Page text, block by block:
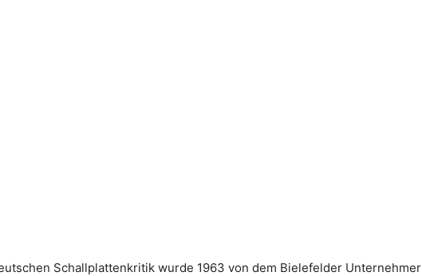
Schallplattenkritik wurde 1963 von dem Bielefelder Unternehmer